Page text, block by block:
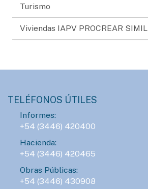
Turismo
Viviendas IAPV PROCREAR SIMIL
TELÉFONOS ÚTILES
Informes:
+54 (3446) 420400
Hacienda:
+54 (3446) 420465
Obras Públicas:
+54 (3446) 430908